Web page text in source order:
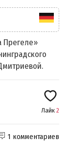
Прегеле»
Лайк 2
1 комментариев